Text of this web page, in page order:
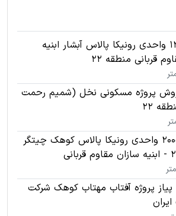
پروژه 1200 واحدی رونیکا پالاس آبشار ابنیه
قربانی منطقه 22
پروژه مسکونی نخل (شمیم رحمت
مجتمع 2000 واحدی رونیکا پالاس کوهک چیتگر
پیاز پروژه آفتاب مهتاب کوهک شرکت